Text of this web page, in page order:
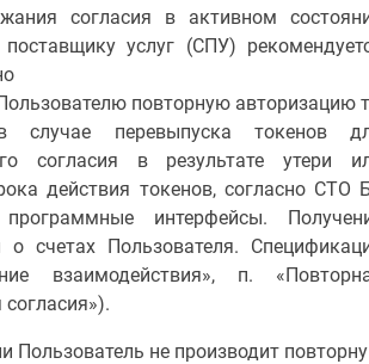
согласия в активном
услуг (СПУ)
повторную авторизацию
случае перевыпуска токенов
согласия в результате утери
действия токенов, согласно СТО
интерфейсы.
о счетах Пользователя.
взаимодействия», п.
Пользователь не производит